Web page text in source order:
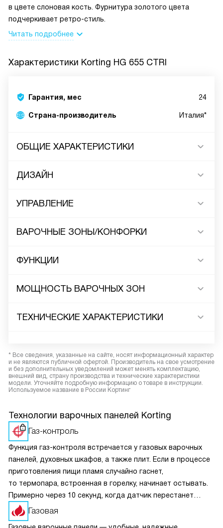
в цвете слоновая кость. Фурнитура золотого цвета
подчеркивает ретро-стиль.
Читать подробнее
Характеристики Korting HG 655 CTRI
Гарантия, мес 24
Страна-производитель Италия*
ОБЩИЕ ХАРАКТЕРИСТИКИ
ДИЗАЙН
УПРАВЛЕНИЕ
ВАРОЧНЫЕ ЗОНЫ/КОНФОРКИ
ФУНКЦИИ
МОЩНОСТЬ ВАРОЧНЫХ ЗОН
ТЕХНИЧЕСКИЕ ХАРАКТЕРИСТИКИ
* Все сведения, указанные на сайте, носят информационный характер
и не являются публичной офертой. Производитель на свое усмотрение
и без дополнительных уведомлений может менять комплектацию,
внешний вид, страну производства и технические характеристики
модели. Уточняйте подробную информацию о товаре в инструкции.
Используемое название в России Кортинг
Технологии варочных панелей Korting
Газ-контроль
Функция газ-контроля встречается у газовых варочных
панелей, духовных шкафов, а также плит. Если в процессе
приготовления пищи пламя случайно гаснет,
то термопара, встроенная в горелку, начинает остывать.
Примерно через 10 секунд, когда датчик перестанет
получать сигнал о нагреве, перекроется подача топлива.
Это предотвращает возможную утечку газа.
Газовая